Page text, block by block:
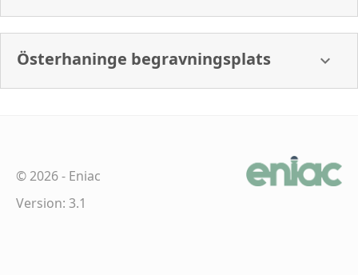
Österhaninge begravningsplats
©2026- Eniac
Version: 3.1